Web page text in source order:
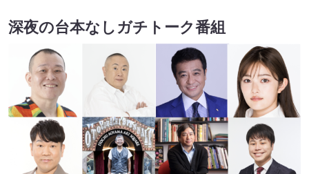
深夜の台本なしガチトーク番組